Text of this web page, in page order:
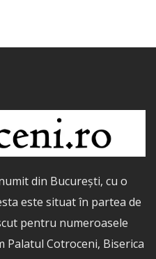
din București, cu o
este situat în partea de
pentru numeroasele
Palatul Cotroceni, Biserica